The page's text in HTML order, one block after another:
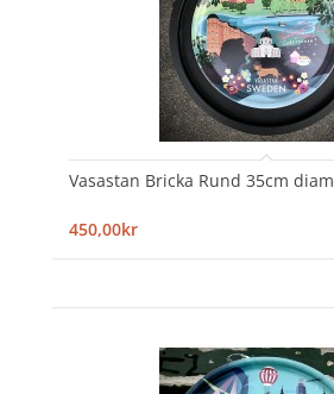
Vasastan Bricka Rund 35cm diam
450,00kr